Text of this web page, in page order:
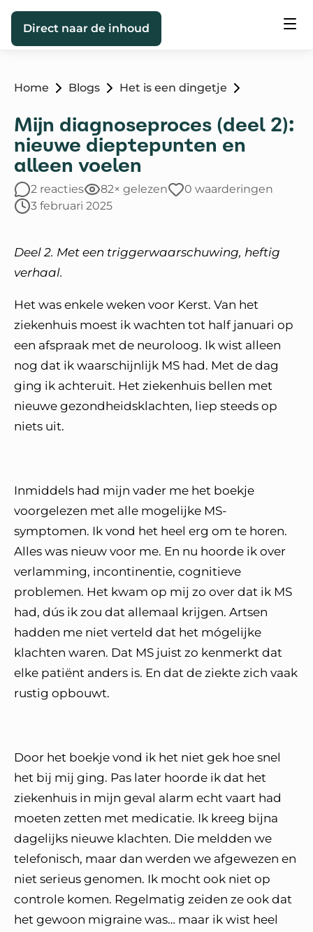
Direct naar de inhoud
Home Blogs Het is een dingetje
Mijn diagnoseproces (deel 2):
nieuwe dieptepunten en
alleen voelen
2 reacties 82× gelezen
0 waarderingen
3 februari 2025
Deel 2. Met een triggerwaarschuwing, heftig
verhaal.
Het was enkele weken voor Kerst. Van het
ziekenhuis moest ik wachten tot half januari op
een afspraak met de neuroloog. Ik wist alleen
nog dat ik waarschijnlijk MS had. Met de dag
ging ik achteruit. Het ziekenhuis bellen met
nieuwe gezondheidsklachten, liep steeds op
niets uit.
Inmiddels had mijn vader me het boekje
voorgelezen met alle mogelijke MS-
symptomen. Ik vond het heel erg om te horen.
Alles was nieuw voor me. En nu hoorde ik over
verlamming, incontinentie, cognitieve
problemen. Het kwam op mij zo over dat ik MS
had, dús ik zou dat allemaal krijgen. Artsen
hadden me niet verteld dat het mógelijke
klachten waren. Dat MS juist zo kenmerkt dat
elke patiënt anders is. En dat de ziekte zich vaak
rustig opbouwt.
Door het boekje vond ik het niet gek hoe snel
het bij mij ging. Pas later hoorde ik dat het
ziekenhuis in mijn geval alarm echt vaart had
moeten zetten met medicatie. Ik kreeg bijna
dagelijks nieuwe klachten. Die meldden we
telefonisch, maar dan werden we afgewezen en
niet serieus genomen. Ik mocht ook niet op
controle komen. Regelmatig zeiden ze ook dat
het gewoon migraine was… maar ik wist heel